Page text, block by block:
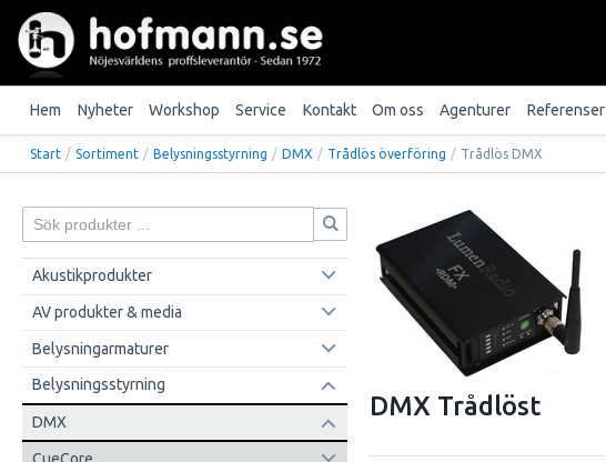
Hem Nyheter Workshop Service Kontakt Om oss Agenturer Referenser
Start / Sortiment / Belysningsstyrning / DMX / Trådlös överföring / Trådlös DMX
Akustikprodukter
AV produkter & media
Belysningarmaturer
Belysningsstyrning
DMX
DMX Trådlöst